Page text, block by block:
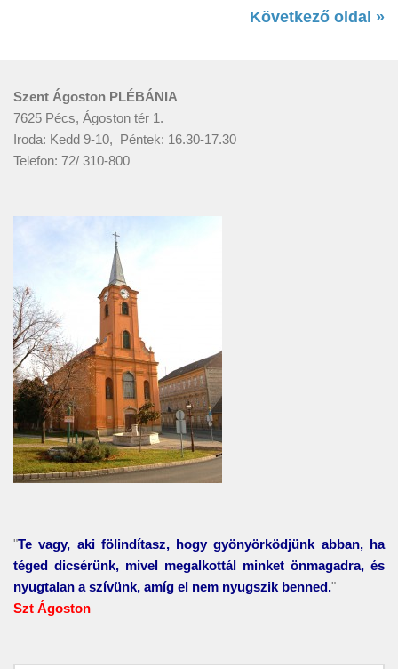
Következő oldal »
Szent Ágoston PLÉBÁNIA
7625 Pécs, Ágoston tér 1.
Iroda: Kedd 9-10, Péntek: 16.30-17.30
Telefon: 72/ 310-800
"Te vagy, aki fölindítasz, hogy gyönyörködjünk abban, ha
téged dicsérünk, mivel megalkottál minket önmagadra, és
nyugtalan a szívünk, amíg el nem nyugszik benned."
Szt Ágoston